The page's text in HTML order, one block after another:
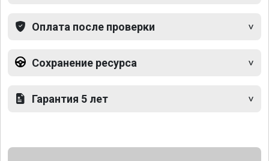
Оплата после проверки
Сохранение ресурса
Гарантия 5 лет